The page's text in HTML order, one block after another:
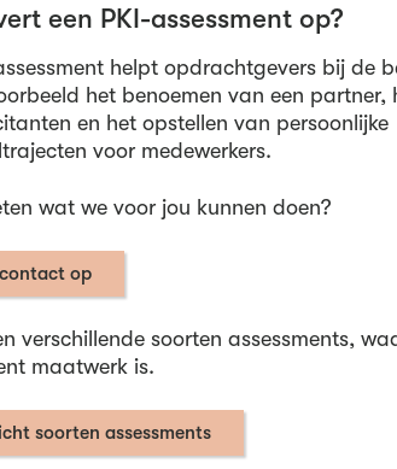
een PKI-assessment op?
helpt opdrachtgevers bij de
het benoemen van een partner,
en het opstellen van persoonlijke
voor medewerkers.
wat we voor jou kunnen doen?
op
verschillende soorten assessments,
maatwerk is.
soorten assessments